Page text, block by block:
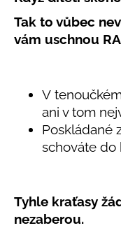
produktu
je
5,0
z
Tak to vůbec
vám uschnou
V
ani v tom
Poskládané
schováte do
Tyhle kraťasy
nezaberou.
u
j
e
LETNÍ
ČEPICE
395
Kč